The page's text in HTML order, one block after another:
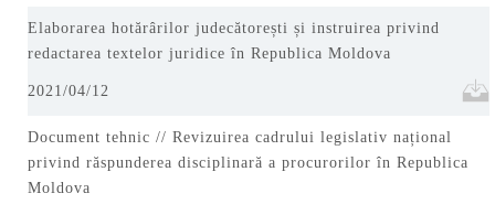
Elaborarea hotărârilor judecătorești și instruirea privind
redactarea textelor juridice în Republica Moldova
2021/04/12
Document tehnic // Revizuirea cadrului legislativ național
privind răspunderea disciplinară a procurorilor în Republica
Moldova